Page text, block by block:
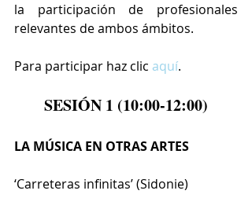
la participación de profesionales
relevantes de ambos ámbitos.
Para participar haz clic aquí.
SESIÓN 1 (10:00-12:00)
LA MÚSICA EN OTRAS ARTES
‘Carreteras infinitas’ (Sidonie)